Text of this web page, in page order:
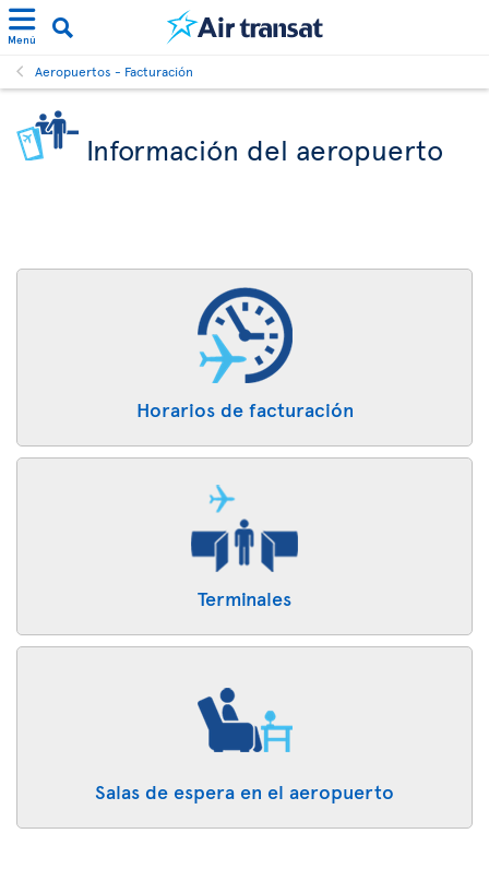
Menú
Aeropuertos - Facturación
Información del aeropuerto
Horarios de facturación
Terminales
Salas de espera en el aeropuerto